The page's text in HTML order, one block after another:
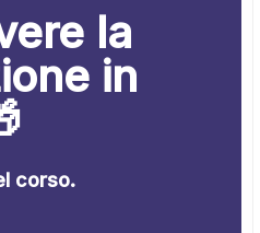
la
in
corso.